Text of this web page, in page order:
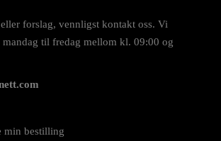
forslag, vennligst kontakt oss. Vi
mandag til fredag mellom kl. 09:00 og
min bestilling